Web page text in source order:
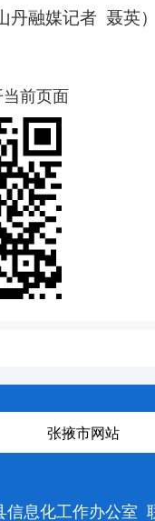
丹融媒记者 聂英）
前页面
张掖市网站
信息化工作办公室